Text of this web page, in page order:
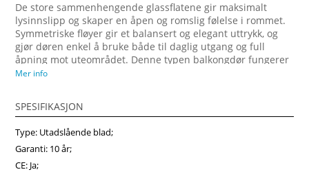
De store sammenhengende glassflatene gir maksimalt
lysinnslipp og skaper en åpen og romslig følelse i rommet.
Symmetriske fløyer gir et balansert og elegant uttrykk, og
gjør døren enkel å bruke både til daglig utgang og full
åpning mot uteområdet. Denne typen balkongdør fungerer
godt i stuer og oppholdsrom der utsikt og naturlig lys er en
løsningen etter boligens mål og behov, og enkelt gå videre
til bestilling. Dette gir deg en moderne balkongdør med et
tidløst uttrykk, klar til å bli en naturlig del av hjemmet ditt.
Mer info
SPESIFIKASJON
Type: Utadslående blad;
Garanti: 10 år;
CE: Ja;